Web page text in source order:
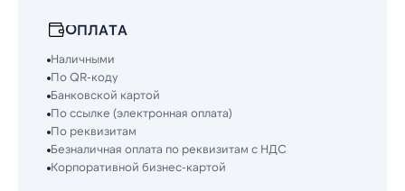
ОПЛАТА
Наличными
По QR-коду
Банковской картой
По ссылке (электронная оплата)
По реквизитам
Безналичная оплата по реквизитам с НДС
Корпоративной бизнес-картой